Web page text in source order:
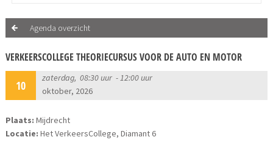
Agenda overzicht
VERKEERSCOLLEGE THEORIECURSUS VOOR DE AUTO EN MOTOR
10
zaterdag, 08:30 uur - 12:00 uur
oktober, 2026
Plaats: Mijdrecht
Locatie: Het VerkeersCollege, Diamant 6